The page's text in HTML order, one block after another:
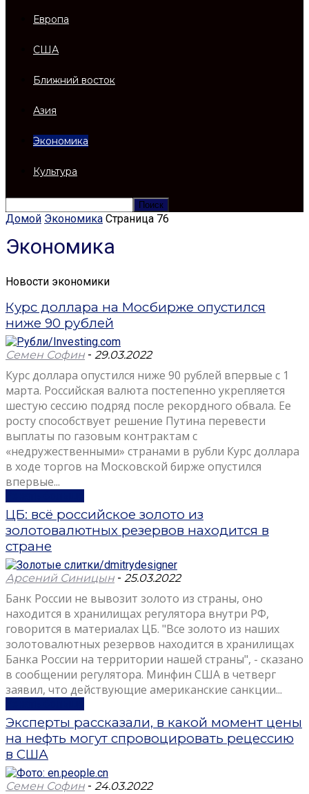
Европа
США
Ближний восток
Азия
Экономика
Культура
Домой Экономика Страница 76
Экономика
Новости экономики
Курс доллара на Мосбирже опустился
ниже 90 рублей
Семен Софин - 29.03.2022
Курс доллара опустился ниже 90 рублей впервые с 1
марта. Российская валюта постепенно укрепляется
шестую сессию подряд после рекордного обвала. Ее
росту способствует решение Путина перевести
выплаты по газовым контрактам с
«недружественными» странами в рубли Курс доллара
в ходе торгов на Московской бирже опустился
впервые...
ЦБ: всё российское золото из
золотовалютных резервов находится в
стране
Арсений Синицын - 25.03.2022
Банк России не вывозит золото из страны, оно
находится в хранилищах регулятора внутри РФ,
говорится в материалах ЦБ. "Все золото из наших
золотовалютных резервов находится в хранилищах
Банка России на территории нашей страны", - сказано
в сообщении регулятора. Минфин США в четверг
заявил, что действующие американские санкции...
Эксперты рассказали, в какой момент цены
на нефть могут спровоцировать рецессию
в США
Семен Софин - 24.03.2022